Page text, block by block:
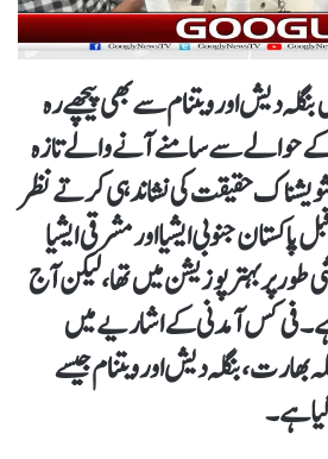
دیش اور ویتنام سے بھی پیچھے رہ
کے حوالے سے سامنے آنے والے تازہ
تشویشناک حقیقت کی نشاندہی کرتے نظر
جنوبی ایشیا اور مشرقی ایشیا
پر بہتر پوزیشن میں تھا، لیکن آج
فی کس آمدنی کے اشاریے میں
بنگلہ دیش اور ویتنام جیسے
ہے۔